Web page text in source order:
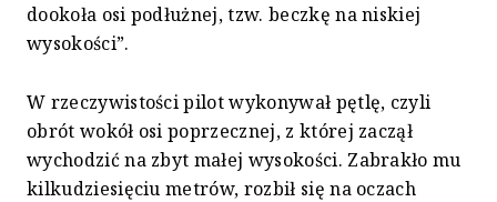
dookoła osi podłużnej, tzw. beczkę na niskiej
wysokości”.
W rzeczywistości pilot wykonywał pętlę, czyli
obrót wokół osi poprzecznej, z której zaczął
wychodzić na zbyt małej wysokości. Zabrakło mu
kilkudziesięciu metrów, rozbił się na oczach